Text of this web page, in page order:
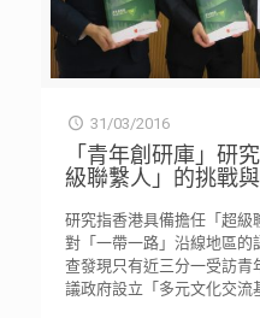
31/03/2016
「青年創研庫」研
級聯繫人」的挑戰
研究指香港具備擔任「超級
對「一帶一路」沿線地區的
查發現只有近三分一受訪青
議政府設立「多元文化交流